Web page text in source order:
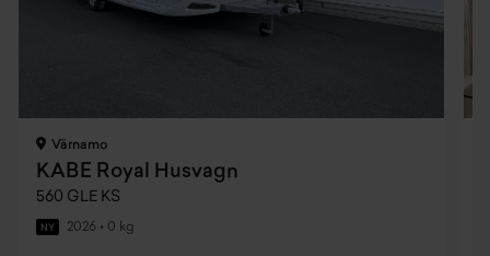
Värnamo
KABE Royal Husvagn
560 GLE KS
NY 2026 • 0 kg